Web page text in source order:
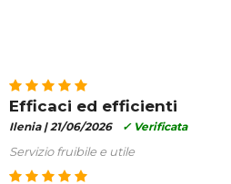
Efficaci ed efficienti
Ilenia |21/06/2026 ✓ Verificata
Servizio fruibile e utile